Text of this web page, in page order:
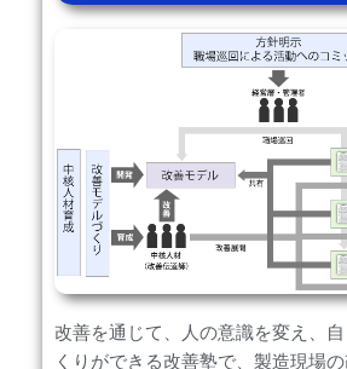
改善を通じて、人の意識を変え、
くりができる改善塾で、製造現場